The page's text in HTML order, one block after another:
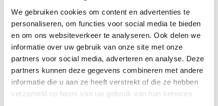
We gebruiken cookies om content en advertenties te
personaliseren, om functies voor social media te bieden
en om ons websiteverkeer te analyseren. Ook delen we
informatie over uw gebruik van onze site met onze
partners voor social media, adverteren en analyse. Deze
partners kunnen deze gegevens combineren met andere
informatie die u aan ze heeft verstrekt of die ze hebben
verzameld op basis van uw gebruik van hun services.
mensen die verziend zijn en moeite moeten doen
om van dichtbij goed te zien, belasten de ogen
extra. Zo kun je tijdens het wandelen hoofdpijnvrij
zijn, maar als je thuis weer achter de laptop aan
het werk gaat, opnieuw last krijgen.
Vergeet je pet niet als de zon fel schijnt. De klep
houdt de zon uit je ogen, waardoor je minder met